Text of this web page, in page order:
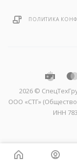
ПОЛИТИКА
2026 ©
ООО «СТГ» (Общество
ИНН